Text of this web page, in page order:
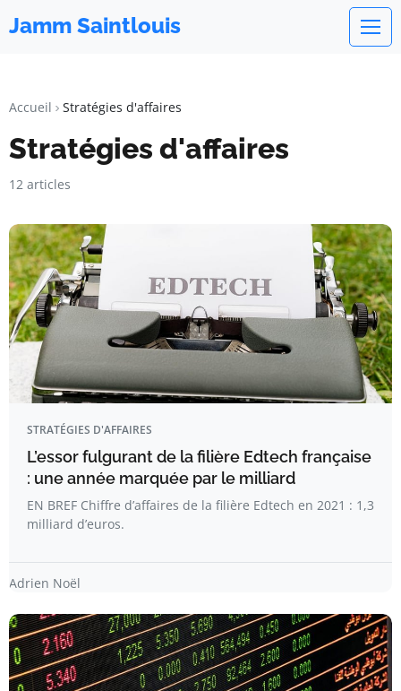
Jamm Saintlouis
Accueil Stratégies d'affaires
Stratégies d'affaires
12 articles
STRATÉGIES D'AFFAIRES
L’essor fulgurant de la filière Edtech française
: une année marquée par le milliard
EN BREF Chiffre d’affaires de la filière Edtech en 2021 : 1,3
milliard d’euros.
Adrien Noël